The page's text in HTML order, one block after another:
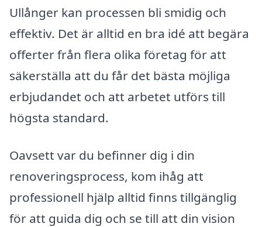
Ullånger kan processen bli smidig och
effektiv. Det är alltid en bra idé att begära
offerter från flera olika företag för att
säkerställa att du får det bästa möjliga
erbjudandet och att arbetet utförs till
högsta standard.
Oavsett var du befinner dig i din
renoveringsprocess, kom ihåg att
professionell hjälp alltid finns tillgänglig
för att guida dig och se till att din vision